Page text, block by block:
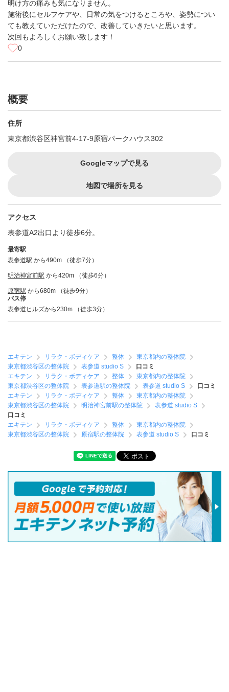
明け方の痛みも気になりません。
施術後にセルフケアや、日常の気をつけるところや、姿勢につい
ても教えていただけたので、改善していきたいと思います。
次回もよろしくお願い致します！
0
概要
住所
東京都渋谷区神宮前4-17-9原宿パークハウス302
Googleマップで見る
地図で場所を見る
アクセス
表参道A2出口より徒歩6分。
最寄駅
表参道駅 から490m （徒歩7分）
明治神宮前駅 から420m （徒歩6分）
原宿駅 から680m （徒歩9分）
バス停
表参道ヒルズから230m （徒歩3分）
エキテン リラク・ボディケア 整体
東京都内の整体院
東京都渋谷区の整体院
表参道 studio S
口コミ
エキテン
リラク・ボディケア 整体
東京都内の整体院
東京都渋谷区の整体院
表参道駅の整体院 表参道 studio S
口コミ
エキテン
リラク・ボディケア 整体
東京都内の整体院
東京都渋谷区の整体院
明治神宮前駅の整体院
表参道 studio S
口コミ
エキテン
リラク・ボディケア 整体
東京都内の整体院
東京都渋谷区の整体院
原宿駅の整体院 表参道 studio S 口コミ